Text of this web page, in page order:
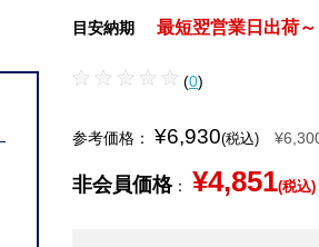
目安納期 最短翌営業日出荷～
(0)
参考価格： ¥6,930(税込)
非会員価格： ¥4,851(税込)